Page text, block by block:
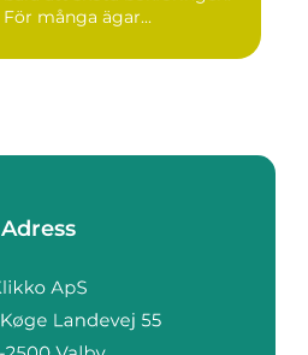
För många ägar...
Adress